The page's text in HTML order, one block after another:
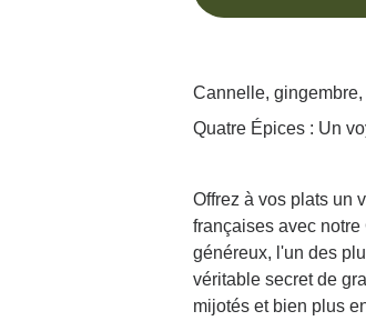
Cannelle,
Quatre Épices : Un
Offrez à vos plats un
françaises avec
généreux, l'un des
véritable secret de
mijotés et bien plus